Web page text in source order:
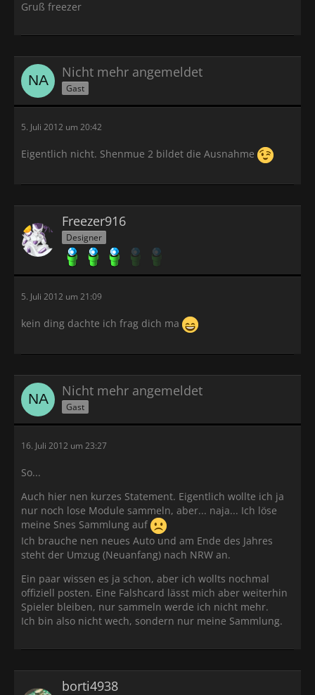
Gruß freezer
Nicht mehr angemeldet
Gast
5. Juli 2012 um 20:42
Eigentlich nicht. Shenmue 2 bildet die Ausnahme
Freezer916
Designer
5. Juli 2012 um 21:09
kein ding dachte ich frag dich ma
Nicht mehr angemeldet
Gast
16. Juli 2012 um 23:27
So...
Auch hier nen kurzes Statement. Eigentlich wollte ich ja
nur noch lose Module sammeln, aber... naja... Ich löse
meine Snes Sammlung auf
Ich brauche nen neues Auto und am Ende des Jahres
steht der Umzug (Neuanfang) nach NRW an.
Ein paar wissen es ja schon, aber ich wollts nochmal
offiziell posten. Eine Falshcard lässt mich aber weiterhin
Spieler bleiben, nur sammeln werde ich nicht mehr.
Ich bin also nicht wech, sondern nur meine Sammlung.
borti4938